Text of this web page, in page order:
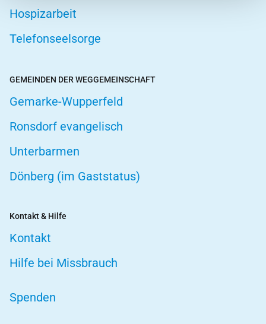
Hospizarbeit
Telefonseelsorge
GEMEINDEN DER WEGGEMEINSCHAFT
Gemarke-Wupperfeld
Ronsdorf evangelisch
Unterbarmen
Dönberg (im Gaststatus)
Kontakt & Hilfe
Kontakt
Hilfe bei Missbrauch
Spenden